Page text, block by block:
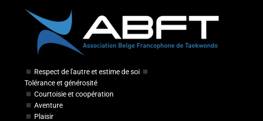
Respect de l'autre et estime de soi
Tolérance et générosité
Courtoisie et coopération
Aventure
Plaisir